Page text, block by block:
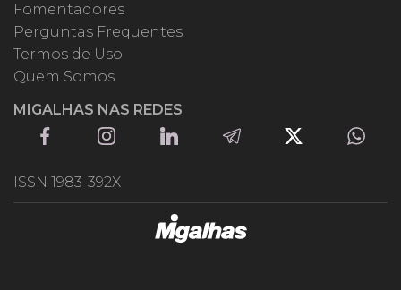
Fomentadores
Perguntas Frequentes
Termos de Uso
Quem Somos
MIGALHAS NAS REDES
ISSN 1983-392X